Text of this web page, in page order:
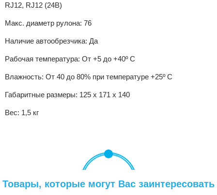
RJ12, RJ12 (24В)
Макс. диаметр рулона: 76
Наличие автообрезчика: Да
Рабочая температура: От +5 до +40º С
Влажность: От 40 до 80% при температуре +25º С
Габаритные размеры: 125 х 171 х 140
Вес: 1,5 кг
Товары, которые могут Вас заинтересовать